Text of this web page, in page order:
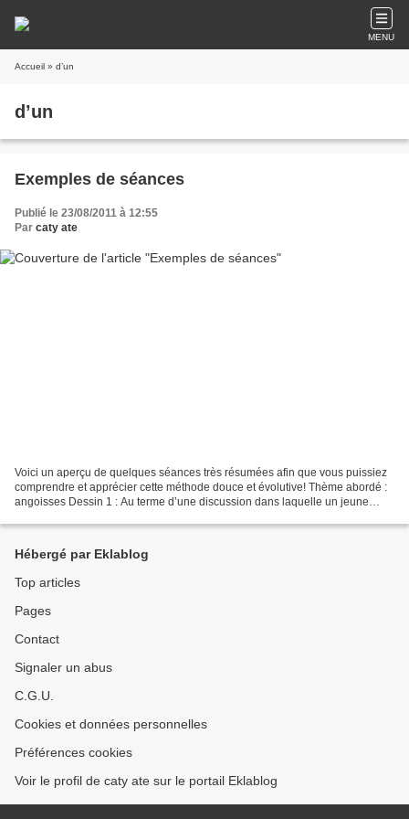
MENU
Accueil » d’un
d’un
Exemples de séances
Publié le 23/08/2011 à 12:55
Par caty ate
Voici un aperçu de quelques séances très résumées afin que vous puissiez
comprendre et apprécier cette méthode douce et évolutive! Thème abordé :
angoisses Dessin 1 : Au terme d’une discussion dans laquelle un jeune
Hébergé par Eklablog
Top articles
Pages
Contact
Signaler un abus
C.G.U.
Cookies et données personnelles
Préférences cookies
Voir le profil de caty ate sur le portail Eklablog